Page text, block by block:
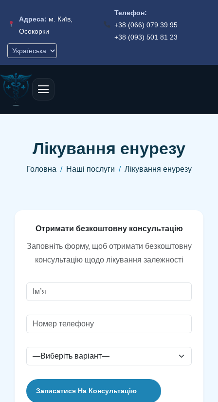
Адреса: м. Київ,
Осокорки
Телефон:
+38 (066) 079 39 95
+38 (093) 501 81 23
Лікування енурезу
Головна Наші послуги Лікування енурезу
Отримати безкоштовну консультацію
Заповніть форму, щоб отримати безкоштовну
консультацію щодо лікування залежності